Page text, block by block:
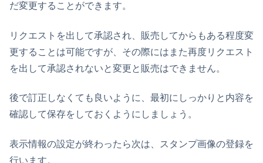
だ変更することができます。
リクエストを出して承認され、販売してからもある程度変
更することは可能ですが、その際にはまた再度リクエスト
を出して承認されないと変更と販売はできません。
後で訂正しなくても良いように、最初にしっかりと内容を
確認して保存をしておくようにしましょう。
表示情報の設定が終わったら次は、スタンプ画像の登録を
行います。